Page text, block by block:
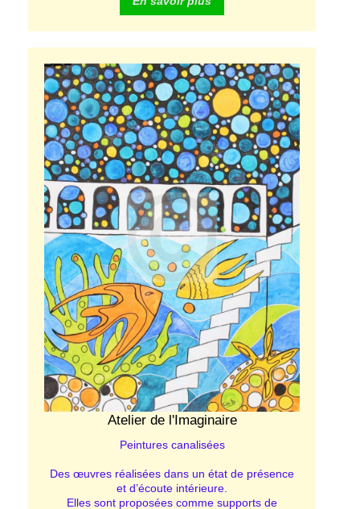
Atelier de l'Imaginaire
Peintures canalisées
Des œuvres réalisées dans un état de présence
et d’écoute intérieure.
Elles sont proposées comme supports de